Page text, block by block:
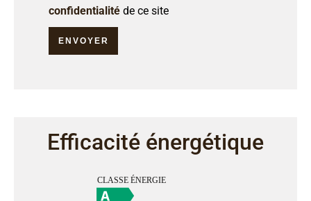
confidentialité de ce site
ENVOYER
Efficacité énergétique